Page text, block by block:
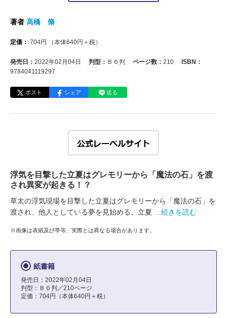
著者 高橋 脩
定価： 704円 （本体640円＋税）
発売日： 2022年02月04日 判型： Ｂ６判 ページ数： 210
ISBN：
9784041119297
ポスト シェア 送る
浮気を目撃した立夏はグレモリーから「魔法の石」を渡
され異変が起きる！？
草太の浮気現場を目撃した立夏はグレモリーから「魔法の石」を
渡され、他人としている夢を見始める。立夏
…続きを読む
※画像は表紙及び帯等、実際とは異なる場合があります。
紙書籍
発売日：2022年02月04日
判型：Ｂ６判／210ページ
定価：704円（本体640円＋税）